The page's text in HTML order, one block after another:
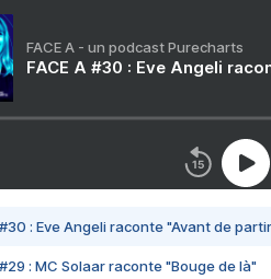
FACE A - un podcast Purecharts
FACE A #30 : Eve Angeli
#30 : Eve Angeli raconte "Avant de
#29 : MC Solaar raconte "Bouge de là"